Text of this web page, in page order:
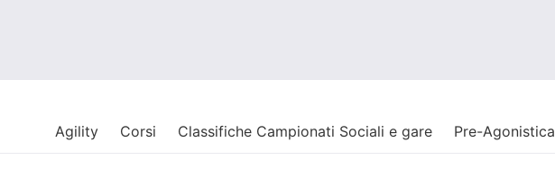
Agility Corsi Classifiche Campionati Sociali e gare Pre-Agonistica